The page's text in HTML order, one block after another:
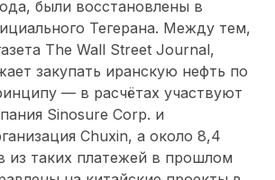
были восстановлены в
Тегерана. Между тем,
The Wall Street Journal,
закупать иранскую нефть по
— в расчётах участвуют
Sinosure Corp. и
Chuxin, а около 8,4
из таких платежей в прошлом